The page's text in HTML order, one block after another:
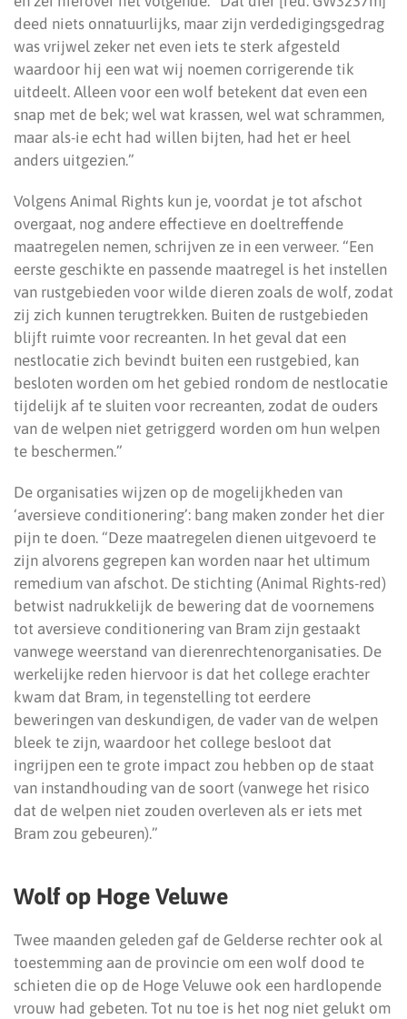
deed niets onnatuurlijks, maar zijn verdedigingsgedrag
was vrijwel zeker net even iets te sterk afgesteld
waardoor hij een wat wij noemen corrigerende tik
uitdeelt. Alleen voor een wolf betekent dat even een
snap met de bek; wel wat krassen, wel wat schrammen,
maar als-ie echt had willen bijten, had het er heel
anders uitgezien.”
Volgens Animal Rights kun je, voordat je tot afschot
overgaat, nog andere effectieve en doeltreffende
maatregelen nemen, schrijven ze in een verweer. “Een
eerste geschikte en passende maatregel is het instellen
van rustgebieden voor wilde dieren zoals de wolf, zodat
zij zich kunnen terugtrekken. Buiten de rustgebieden
blijft ruimte voor recreanten. In het geval dat een
nestlocatie zich bevindt buiten een rustgebied, kan
besloten worden om het gebied rondom de nestlocatie
tijdelijk af te sluiten voor recreanten, zodat de ouders
van de welpen niet getriggerd worden om hun welpen
te beschermen.”
De organisaties wijzen op de mogelijkheden van
‘aversieve conditionering’: bang maken zonder het dier
pijn te doen. “Deze maatregelen dienen uitgevoerd te
zijn alvorens gegrepen kan worden naar het ultimum
remedium van afschot. De stichting (Animal Rights-red)
betwist nadrukkelijk de bewering dat de voornemens
tot aversieve conditionering van Bram zijn gestaakt
vanwege weerstand van dierenrechtenorganisaties. De
werkelijke reden hiervoor is dat het college erachter
kwam dat Bram, in tegenstelling tot eerdere
beweringen van deskundigen, de vader van de welpen
bleek te zijn, waardoor het college besloot dat
ingrijpen een te grote impact zou hebben op de staat
van instandhouding van de soort (vanwege het risico
dat de welpen niet zouden overleven als er iets met
Bram zou gebeuren).”
Wolf op Hoge Veluwe
Twee maanden geleden gaf de Gelderse rechter ook al
toestemming aan de provincie om een wolf dood te
schieten die op de Hoge Veluwe ook een hardlopende
vrouw had gebeten. Tot nu toe is het nog niet gelukt om